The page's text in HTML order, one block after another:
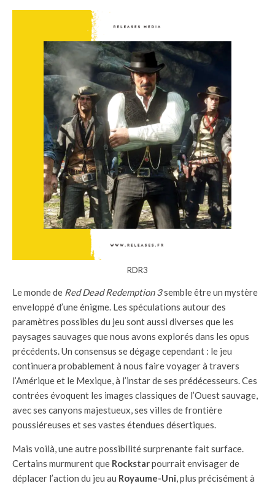
RDR3
Le monde de Red Dead Redemption 3semble être un mystère
enveloppé d’une énigme. Les spéculations autour des
paramètres possibles du jeu sont aussi diverses que les
paysages sauvages que nous avons explorés dans les opus
précédents. Un consensus se dégage cependant : le jeu
continuera probablement à nous faire voyager à travers
l’Amérique et le Mexique, à l’instar de ses prédécesseurs. Ces
contrées évoquent les images classiques de l’Ouest sauvage,
avec ses canyons majestueux, ses villes de frontière
poussiéreuses et ses vastes étendues désertiques.
Mais voilà, une autre possibilité surprenante fait surface.
Certains murmurent que Rockstarpourrait envisager de
déplacer l’action du jeu au Royaume-Uni, plus précisément à